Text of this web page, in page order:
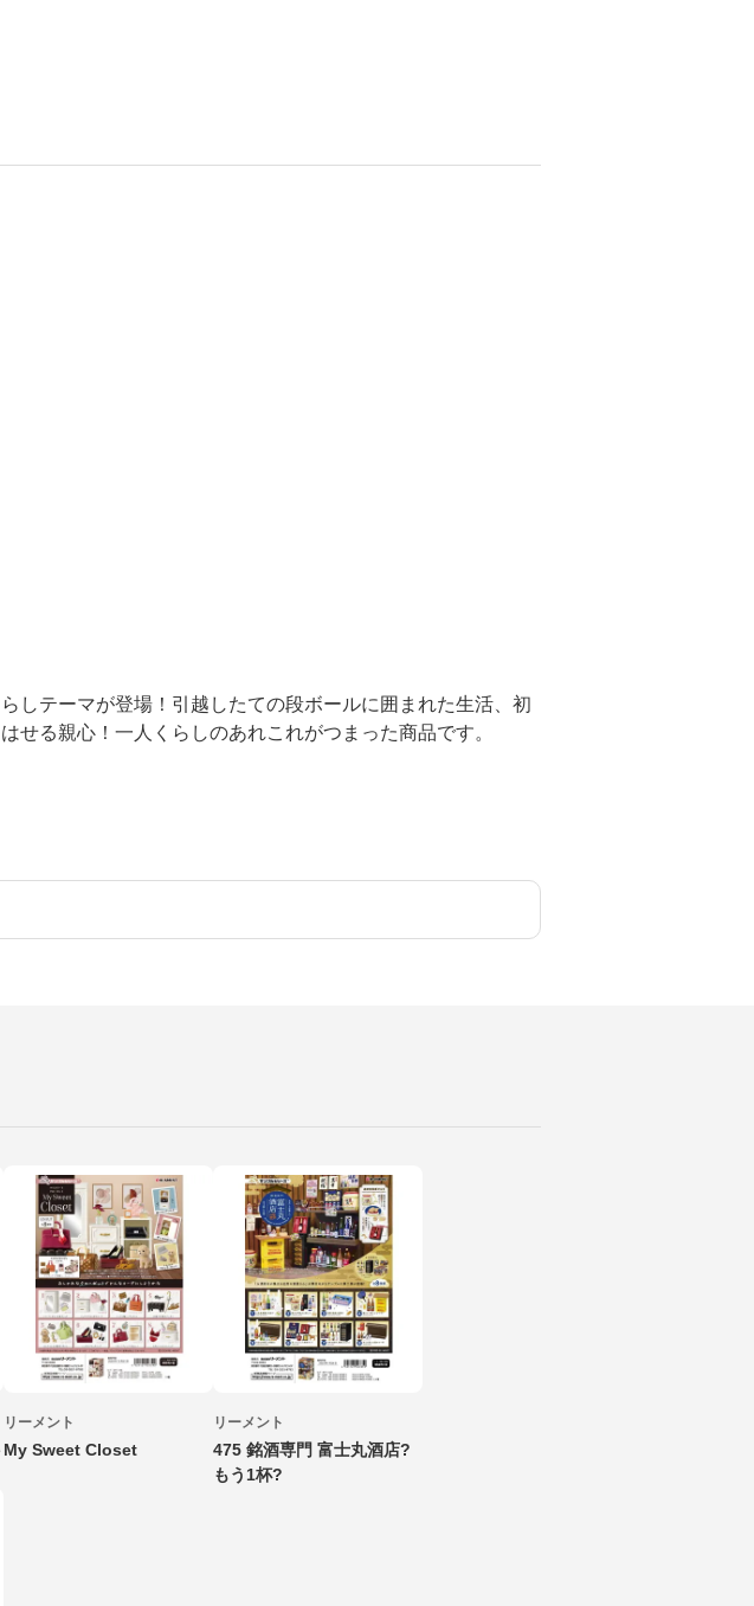
しテーマが登場！引越したての段ボールに囲まれた生活、初
る親心！一人くらしのあれこれがつまった商品です。
リーメント
My Sweet Closet
リーメント
475 銘酒専門 富士丸酒店?
もう1杯?